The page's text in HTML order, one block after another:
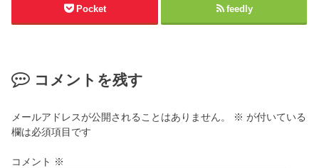
Pocket feedly
コメントを残す
メールアドレスが公開されることはありません。 ※ が付いている
欄は必須項目です
コメント ※